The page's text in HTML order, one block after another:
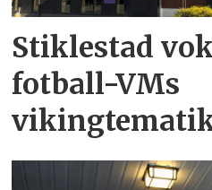
Stiklestad
fotball-VMs